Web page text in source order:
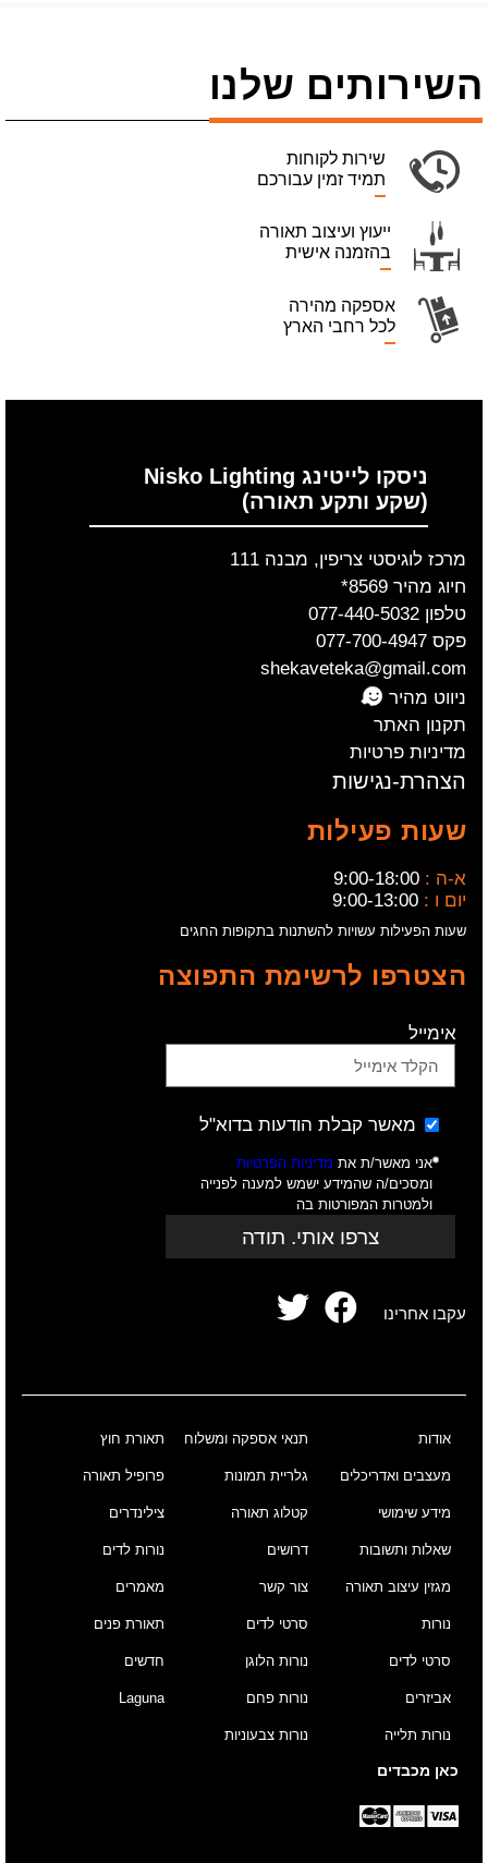
השירותים שלנו
שירות לקוחות
תמיד זמין עבורכם
ייעוץ ועיצוב תאורה
בהזמנה אישית
אספקה מהירה
לכל רחבי הארץ
ניסקו לייטינג Nisko Lighting
(שקע ותקע תאורה)
מרכז לוגיסטי צריפין, מבנה 111
חיוג מהיר 8569*
טלפון 077-440-5032
פקס 077-700-4947
shekaveteka@gmail.com
ניווט מהיר
תקנון האתר
מדיניות פרטיות
הצהרת-נגישות
שעות פעילות
א-ה : 9:00-18:00
יום ו : 9:00-13:00
שעות הפעילות עשויות להשתנות בתקופות החגים
הצטרפו לרשימת התפוצה
אימייל
מאשר קבלת הודעות בדוא"ל
אני מאשר/ת את מדיניות הפרטיות
ומסכים/ה שהמידע ישמש למענה לפנייה
ולמטרות המפורטות בה
צרפו אותי. תודה
עקבו אחרינו
אודות
מעצבים ואדריכלים
מידע שימושי
שאלות ותשובות
מגזין עיצוב תאורה
תנאי אספקה ומשלוח
גלריית תמונות
קטלוג תאורה
דרושים
צור קשר
תאורת חוץ
פרופיל תאורה
צילינדרים
נורות לדים
מאמרים
נורות
סרטי לדים
אביזרים
נורות תלייה
סרטי לדים
נורות הלוגן
נורות פחם
נורות צבעוניות
תאורת פנים
חדשים
Laguna
כאן מכבדים